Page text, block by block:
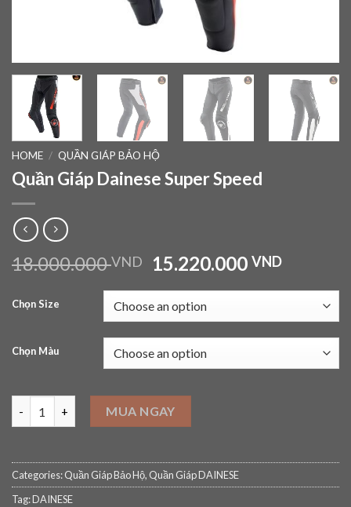
HOME / QUẦN GIÁP BẢO HỘ
Quần Giáp Dainese Super Speed
18.000.000VND 15.220.000VND
Chọn Size
Chọn Màu
MUA NGAY
Categories:Quần Giáp Bảo Hộ, Quần Giáp DAINESE
Tag:DAINESE